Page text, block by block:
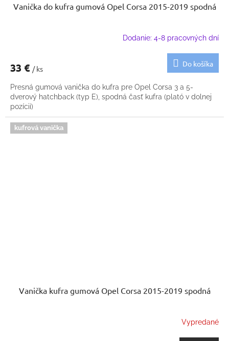
Vanička do kufra gumová Opel Corsa 2015-2019 spodná
Dodanie: 4-8 pracovných dní
33 € / ks
Do košíka
Presná gumová vanička do kufra pre Opel Corsa 3 a 5-
dverový hatchback (typ E), spodná časť kufra (plató v dolnej
pozícií)
kufrová vanička
Vanička kufra gumová Opel Corsa 2015-2019 spodná
Vypredané